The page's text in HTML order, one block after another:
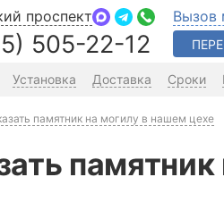
проспект
505-22-12
Вызов
Установка Доставка Сроки
памятник на могилу в нашем цехе